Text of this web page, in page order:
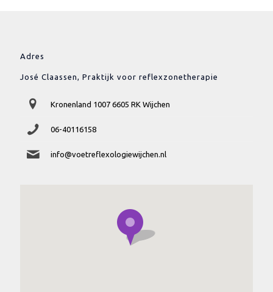
Adres
José Claassen, Praktijk voor reflexzonetherapie
Kronenland 1007 6605 RK Wijchen
06-40116158
info@voetreflexologiewijchen.nl